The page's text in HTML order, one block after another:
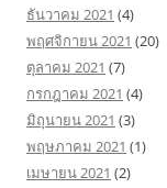
ธันวาคม 2021 (4)
พฤศจิกายน 2021 (20)
ตุลาคม 2021 (7)
กรกฎาคม 2021 (4)
มิถุนายน 2021 (3)
พฤษภาคม 2021 (1)
เมษายน 2021 (2)